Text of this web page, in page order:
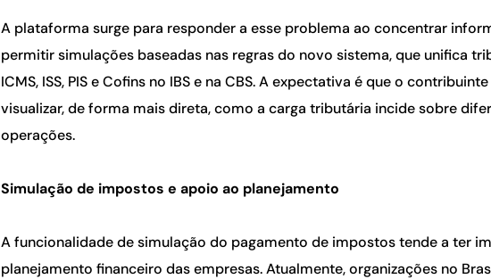
A plataforma surge para responder a esse problema ao concentrar
permitir simulações baseadas nas regras do novo sistema, que unifica
ICMS, ISS, PIS e Cofins no IBS e na CBS. A expectativa é que o
visualizar, de forma mais direta, como a carga tributária incide sobre
operações.
Simulação de impostos e apoio ao planejamento
A funcionalidade de simulação do pagamento de impostos tende a ter
planejamento financeiro das empresas. Atualmente, organizações no